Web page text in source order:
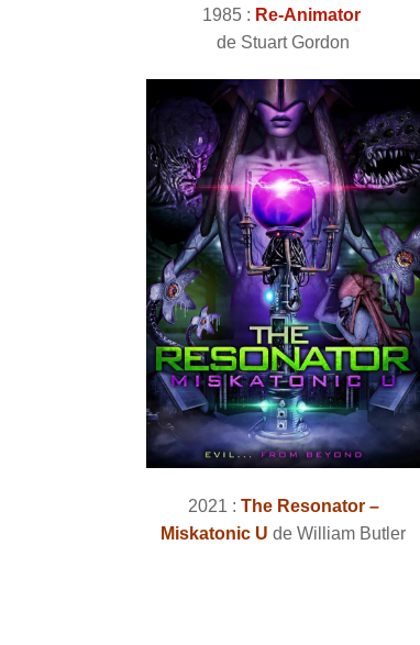
1985 : Re-Animator
de Stuart Gordon
2021 : The Resonator –
Miskatonic U de William Butler